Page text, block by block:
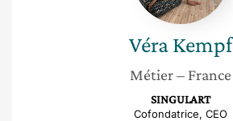
VéraKempf
Métier– France
SINGULART
Cofondatrice, CEO